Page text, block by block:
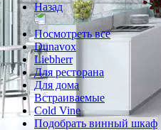
Назад
Посмотреть все
Dunavox
Liebherr
Для ресторана
Для дома
Встраиваемые
Cold Vine
Подобрать винный шкаф